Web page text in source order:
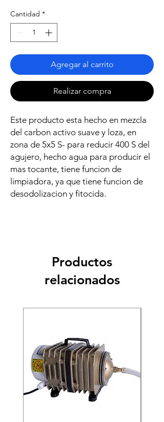
Cantidad *
Agregar al carrito
Realizar compra
Este producto esta hecho en mezcla
del carbon activo suave y loza, en
zona de 5x5 S- para reducir 400 S del
agujero, hecho agua para producir el
mas tocante, tiene funcion de
limpiadora, ya que tiene funcion de
desodolizacion y fitocida.
Productos
relacionados